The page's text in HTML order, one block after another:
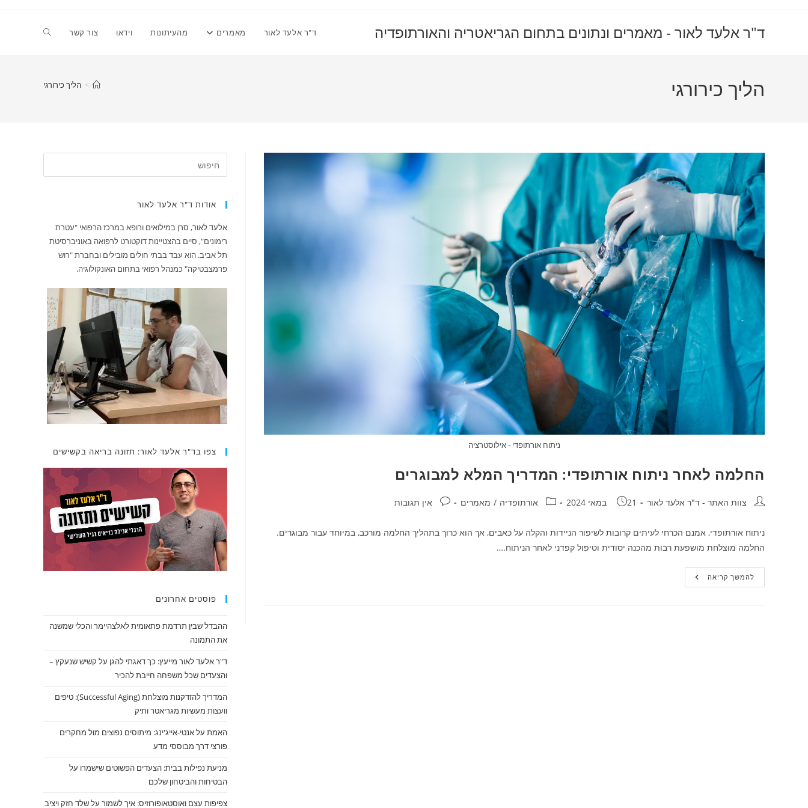
ד"ר אלעד לאור - מאמרים ונתונים בתחום הגריאטריה והאורתופדיה ד"ר אלעד לאור מאמרים מהעיתונות וידאו צור קשר Toggle
הליך כירורגי > הליך כירורגי
ניתוח אורתופדי - אילוסטרציה
החלמה לאחר ניתוח אורתופדי: המדריך המלא למבוגרים
מחבר:צוות האתר - ד"ר אלעד לאור פורסם:
21 במאי 2024 קטגוריה:אורתופדיה / מאמרים תגובות:אין תגובות
ניתוח אורתופדי, אמנם הכרחי לעיתים קרובות לשיפור הניידות והקלה על כאבים, אך הוא כרוך בתהליך החלמה מורכב, במיוחד עבור מבוגרים.
החלמה מוצלחת מושפעת רבות מהכנה יסודית וטיפול קפדני לאחר הניתוח.…
להמשך קריאההחלמה
לאחר
אודות ד"ר אלעד לאור
אלעד לאור, סרן במילואים ורופא במרכז הרפואי "עטרת
רימונים", סיים בהצטיינות דוקטורט לרפואה באוניברסיטת
תל אביב. הוא עבד בבתי חולים מובילים ובחברת "רוש
פרמצבטיקה" כמנהל רפואי בתחום האונקולוגיה.
צפו בד"ר אלעד לאור: תזונה בריאה בקשישים
פוסטים אחרונים
ההבדל שבין תרדמת פתאומית לאלצהיימר והכלי שמשנה
את התמונה
ד"ר אלעד לאור מייעץ: כך דאגתי להגן על קשיש שנעקץ –
והצעדים שכל משפחה חייבת להכיר
המדריך להזדקנות מוצלחת (Successful Aging): טיפים
וועצות מעשיות מגריאטר ותיק
האמת על אנטי-אייג'ינג: מיתוסים נפוצים מול מחקרים
פורצי דרך מבוססי מדע
מניעת נפילות בבית: הצעדים הפשוטים שישמרו על
הבטיחות והביטחון שלכם
צפיפות עצם ואוסטאופורוזיס: איך לשמור על שלד חזק ויציב